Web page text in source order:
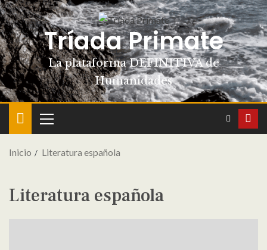
Tríada Primate
La plataforma DEFINITIVA de
Humanidades
Inicio Literatura española
Literatura española